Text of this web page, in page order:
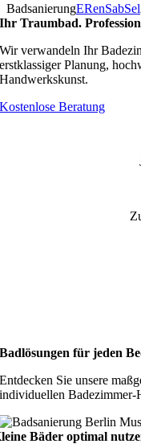
BadsanierungERenSabSel
Ihr Traumbad.
Wir verwandeln Ihr
erstklassiger Planung,
Handwerkskunst.
Kostenlose Beratung
Badlösungen für jeden
Entdecken Sie unsere
individuellen Badezimmer-
Bäder optimal